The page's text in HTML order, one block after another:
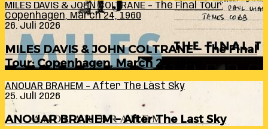
MILES DAVIS & JOHN COLTRANE – The Final Tour:
Copenhagen, March 24, 1960
26. Juli 2026
MILES DAVIS & JOHN COLTRANE – The Final
Tour: Copenhagen, March 24, 1960
ANOUAR BRAHEM – After The Last Sky
25. Juli 2026
ANOUAR BRAHEM – After The Last Sky